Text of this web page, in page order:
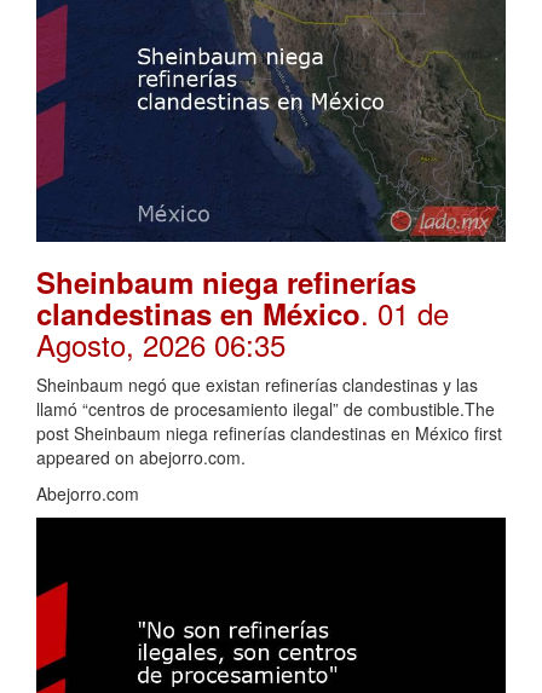
Sheinbaum niega refinerías
clandestinas en México. 01 de
Agosto, 2026 06:35
Sheinbaum negó que existan refinerías clandestinas y las
llamó “centros de procesamiento ilegal” de combustible.The
post Sheinbaum niega refinerías clandestinas en México first
appeared on abejorro.com.
Abejorro.com